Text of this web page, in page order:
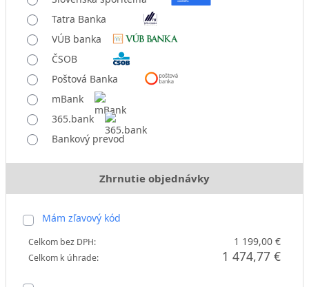
Tatra Banka
VÚB banka
ČSOB
Poštová Banka
mBank
365.bank
Bankový prevod
Zhrnutie objednávky
Mám zľavový kód
Celkom bez DPH: 1 199,00 €
Celkom k úhrade: 1 474,77 €